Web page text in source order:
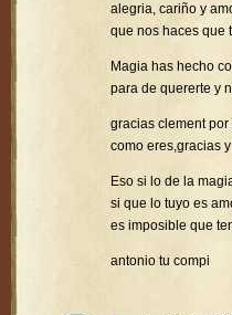
alegria, cariño y
que nos haces que
Magia has hecho
para de quererte y
gracias clement
como eres,gracias
Eso si lo de la
si que lo tuyo es
es imposible que
antonio tu compi